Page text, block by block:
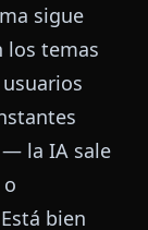
sigue
los temas
— la IA sale
bien